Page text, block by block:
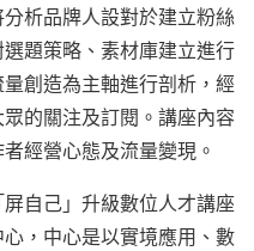
析品牌人設對於建立粉絲
題策略、素材庫建立進行
創造為主軸進行剖析，經
的關注及訂閱。講座內容
經營心態及流量變現。
自己」升級數位人才講座
，中心是以實境應用、數